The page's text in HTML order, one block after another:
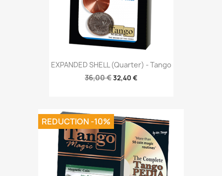
EXPANDED SHELL (Quarter) - Tango
36,00 €32,40 €
REDUCTION -10%